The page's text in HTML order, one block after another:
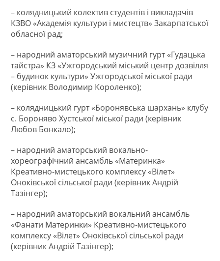
– колядницький колектив студентів і викладачів
КЗВО «Академія культури і мистецтв» Закарпатської
обласної рад;
– народний аматорський музичний гурт «Гудацька
тайстра» КЗ «Ужгородський міський центр дозвілля
– будинок культури» Ужгородської міської ради
(керівник Володимир Короленко);
– колядницький гурт «Боронявська шархань» клубу
с. Бороняво Хустської міської ради (керівник
Любов Бонкало);
– народний аматорський вокально-
хореографічний ансамбль «Материнка»
Креативно-мистецького комплексу «Вілет»
Оноківської сільської ради (керівник Андрій
Тазінгер);
– народний аматорський вокальний ансамбль
«Фанати Материнки» Креативно-мистецького
комплексу «Вілет» Оноківської сільської ради
(керівник Андрій Тазінгер);